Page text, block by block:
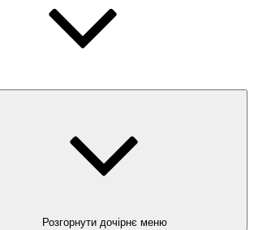
Розгорнути дочірнє меню